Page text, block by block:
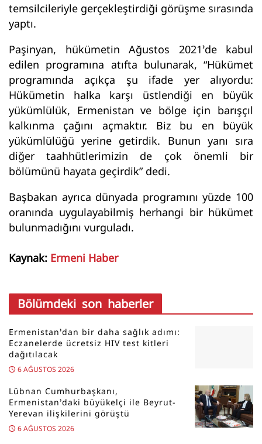
temsilcileriyle gerçekleştirdiği görüşme sırasında
yaptı.
Paşinyan, hükümetin Ağustos 2021’de kabul
edilen programına atıfta bulunarak, “Hükümet
programında açıkça şu ifade yer alıyordu:
Hükümetin halka karşı üstlendiği en büyük
yükümlülük, Ermenistan ve bölge için barışçıl
kalkınma çağını açmaktır. Biz bu en büyük
yükümlülüğü yerine getirdik. Bunun yanı sıra
diğer taahhütlerimizin de çok önemli bir
bölümünü hayata geçirdik” dedi.
Başbakan ayrıca dünyada programını yüzde 100
oranında uygulayabilmiş herhangi bir hükümet
bulunmadığını vurguladı.
Kaynak: Ermeni Haber
Bölümdeki son haberler
Ermenistan’dan bir daha sağlık adımı:
Eczanelerde ücretsiz HIV test kitleri
dağıtılacak
6 AĞUSTOS 2026
Lübnan Cumhurbaşkanı,
Ermenistan’daki büyükelçi ile Beyrut-
Yerevan ilişkilerini görüştü
6 AĞUSTOS 2026